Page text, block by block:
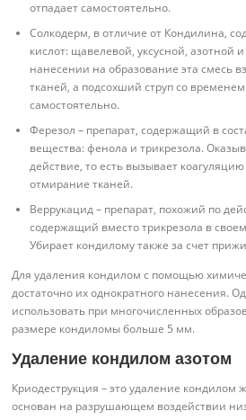
отпадает самостоятельно.
Солкодерм, в отличие от Кондилина,
кислот: щавелевой, уксусной, азотной
нанесении на образование эта смесь
тканей, а подсохший струп со
самостоятельно.
Ферезол – препарат, содержащий в
вещества: фенола и трикрезола.
действие, то есть вызывает
отмирание тканей.
Веррукацид – препарат, похожий по
содержащий вместо трикрезола в
Убирает кондилому также за счет
Для удаления кондилом с помощью
достаточно их однократного нанесения.
использовать при многочисленных
размере кондиломы больше 5 мм.
Удаление кондилом азотом
Криодеструкция – это удаление кондилом
основан на разрушающем воздействии